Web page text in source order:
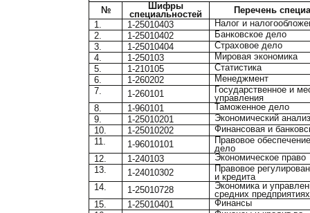
№
Шифры
специальностей
Перечень
1.
1-25010403
Налог и
2.
1-25010402
Банковское дело
3.
1-25010404
Страховое дело
4.
1-250103
Мировая экономика
5.
1-210105
Статистика
6.
1-260202
Менеджмент
7.
1-260101
Государственное и
управления
8.
1-960101
Таможенное дело
9.
1-25010201
Экономический
10.
1-25010202
Финансовая и
11.
1-96010101
Правовое
дело
12.
1-240103
Экономическое право
13.
1-24010302
Правовое
и кредита
14.
1-25010728
Экономика и
средних предприятиях
15.
1-25010401
Финансы